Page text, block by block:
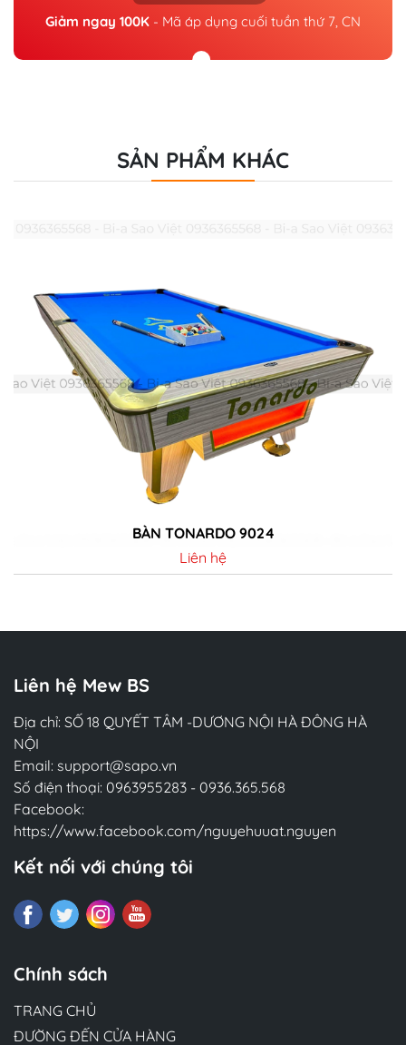
Giảm ngay 100K - Mã áp dụng cuối tuần thứ 7, CN
SẢN PHẨM KHÁC
BÀN TONARDO 9024
Liên hệ
Liên hệ Mew BS
Địa chỉ: SỐ 18 QUYẾT TÂM -DƯƠNG NỘI HÀ ĐÔNG HÀ
NỘI
Email: support@sapo.vn
Số điện thoại: 0963955283 - 0936.365.568
Facebook:
https://www.facebook.com/nguyehuuat.nguyen
Kết nối với chúng tôi
Chính sách
TRANG CHỦ
ĐƯỜNG ĐẾN CỬA HÀNG